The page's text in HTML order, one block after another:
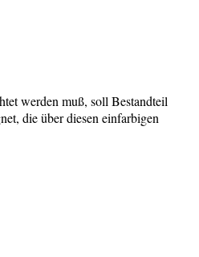
werden muß, soll Bestandteil
die über diesen einfarbigen